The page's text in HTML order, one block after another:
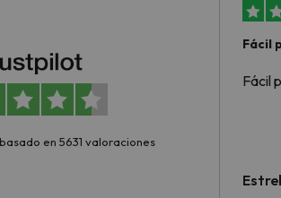
en 5631 valoraciones
Fácil
Fácil